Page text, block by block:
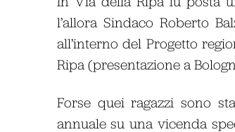
l’allora Sindaco Roberto
all’interno del Progetto
Ripa (presentazione a
Forse quei ragazzi sono
annuale su una vicenda